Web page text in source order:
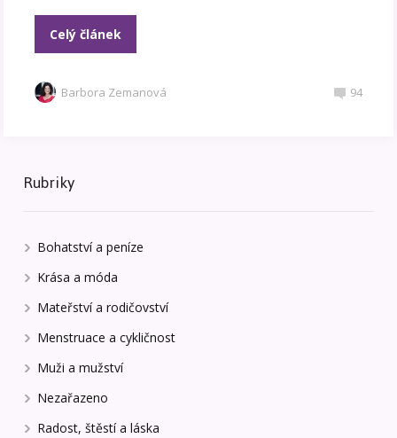
Celý článek
Barbora Zemanová 94
Rubriky
Bohatství a peníze
Krása a móda
Mateřství a rodičovství
Menstruace a cykličnost
Muži a mužství
Nezařazeno
Radost, štěstí a láska